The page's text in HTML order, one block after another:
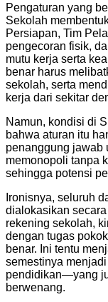
Pengaturan yang
Sekolah
Persiapan, Tim
pengecoran fisik,
mutu kerja serta
benar harus
sekolah, serta
kerja dari sekitar
Namun, kondisi di
bahwa aturan itu
penanggung jawab
memonopoli tanpa
sehingga potensi
Ironisnya, seluruh
dialokasikan
rekening sekolah,
dengan tugas
benar. Ini tentu
semestinya
pendidikan—yang
berwenang.